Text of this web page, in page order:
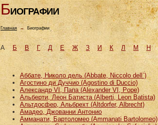
БИОГРАФИИ
Главная→ Биографии
АБ В Г Д Е Ж З И К Л М H
Аббате, Николо дель (Abbate, Niccolo dell`)
Агостино ди Дуччио (Agostino di Duccio)
Александр VI, Папа (Alexander VI, Pope)
Альберти, Леон Батиста (Alberti, Leon Batista)
Альтдосфер, Альбрехт (Altdorfer, Albrecht)
Амадео, Джованни Антонио
Амманати, Бартоломео (Ammanati Bartolomeo)